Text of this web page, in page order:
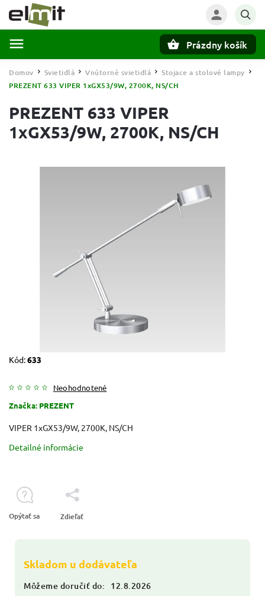
Prázdny košík
Domov / Svietidlá / Vnútorné svietidlá / Stojace a stolové lampy /
PREZENT 633 VIPER 1xGX53/9W, 2700K, NS/CH
PREZENT 633 VIPER
1xGX53/9W, 2700K, NS/CH
Kód:633
Neohodnotené
Značka: PREZENT
Skladom u dodávateľa
Môžeme doručiť do:
12.8.2026
VIPER 1xGX53/9W, 2700K, NS/CH
Detailné informácie
Opýtať sa Zdieľať